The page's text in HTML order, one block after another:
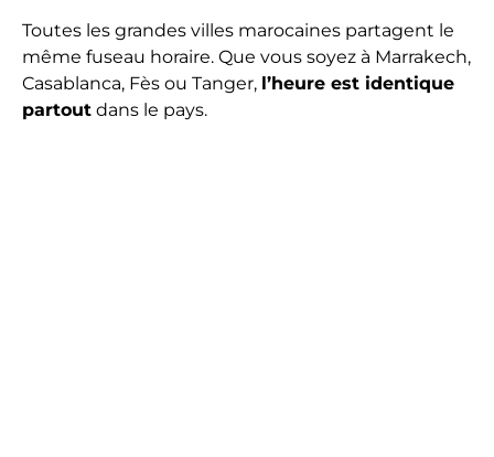
Toutes les grandes villes marocaines partagent le
même fuseau horaire. Que vous soyez à Marrakech,
Casablanca, Fès ou Tanger, l’heure est identique
partout dans le pays.